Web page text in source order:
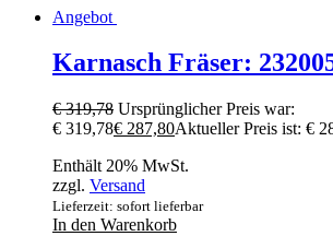
Angebot
Karnasch Fräser:
€319,78 Ursprünglicher Preis war:
€ 319,78€ 287,80Aktueller Preis ist: €
Enthält 20% MwSt.
zzgl. Versand
Lieferzeit: sofort lieferbar
In den Warenkorb